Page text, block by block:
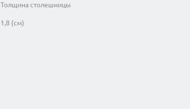
Толщина столешницы
1,8 (см)